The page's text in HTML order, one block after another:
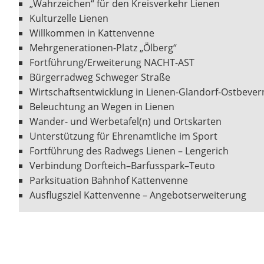
„Wahrzeichen“ für den Kreisverkehr Lienen
Kulturzelle Lienen
Willkommen in Kattenvenne
Mehrgenerationen-Platz „Ölberg“
Fortführung/Erweiterung NACHT-AST
Bürgerradweg Schweger Straße
Wirtschaftsentwicklung in Lienen-Glandorf-
Beleuchtung an Wegen in Lienen
Wander- und Werbetafel(n) und Ortskarten
Unterstützung für Ehrenamtliche im Sport
Fortführung des Radwegs Lienen – Lengerich
Verbindung Dorfteich–Barfusspark–Teuto
Parksituation Bahnhof Kattenvenne
Ausflugsziel Kattenvenne – Angebotserweiterung